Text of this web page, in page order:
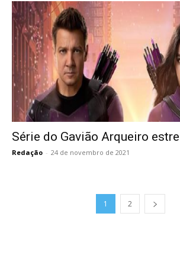
Série do Gavião Arqueiro
Redação - 24 de novembro de 2021
1 2